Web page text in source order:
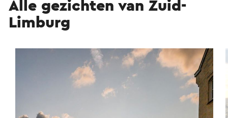
Alle gezichten van Zuid-
Limburg